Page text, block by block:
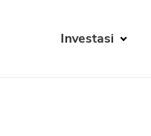
Investasi